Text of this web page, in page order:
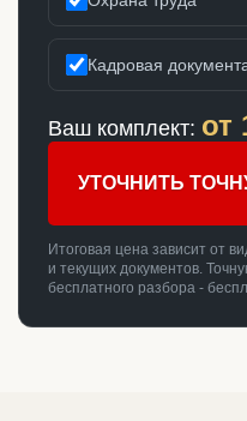
Кадровая
Ваш комплект: от
УТОЧНИТЬ
Итоговая цена зависит от
и текущих документов.
бесплатного разбора -